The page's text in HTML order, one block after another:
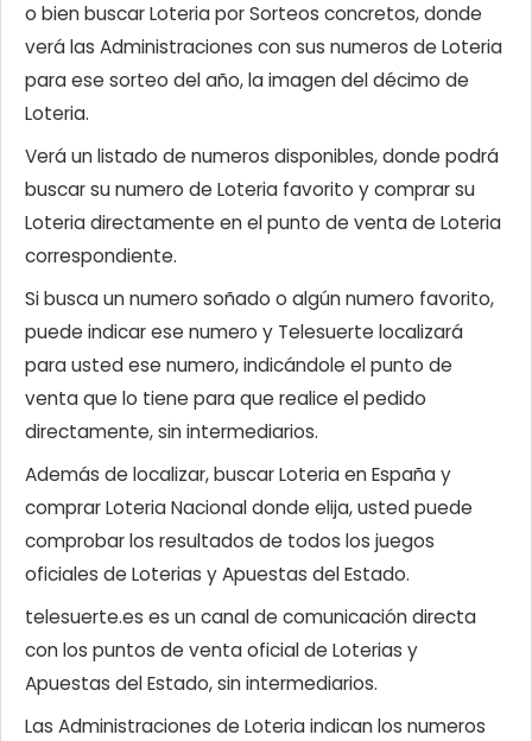
o bien buscar Loteria por Sorteos concretos, donde
verá las Administraciones con sus numeros de Loteria
para ese sorteo del año, la imagen del décimo de
Loteria.
Verá un listado de numeros disponibles, donde podrá
buscar su numero de Loteria favorito y comprar su
Loteria directamente en el punto de venta de Loteria
correspondiente.
Si busca un numero soñado o algún numero favorito,
puede indicar ese numero y Telesuerte localizará
para usted ese numero, indicándole el punto de
venta que lo tiene para que realice el pedido
directamente, sin intermediarios.
Además de localizar, buscar Loteria en España y
comprar Loteria Nacional donde elija, usted puede
comprobar los resultados de todos los juegos
oficiales de Loterias y Apuestas del Estado.
telesuerte.es es un canal de comunicación directa
con los puntos de venta oficial de Loterias y
Apuestas del Estado, sin intermediarios.
Las Administraciones de Loteria indican los numeros